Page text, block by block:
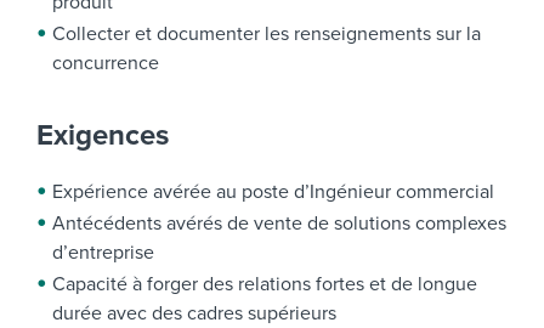
Collecter et documenter les renseignements sur la
concurrence
Exigences
Expérience avérée au poste d’Ingénieur commercial
Antécédents avérés de vente de solutions complexes
d’entreprise
Capacité à forger des relations fortes et de longue
durée avec des cadres supérieurs